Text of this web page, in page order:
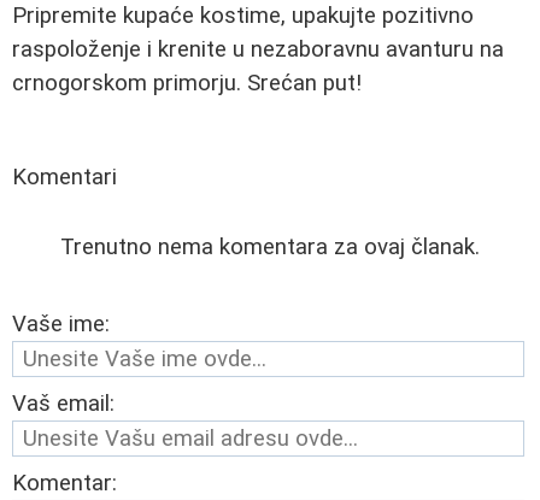
Pripremite kupaće kostime, upakujte pozitivno
raspoloženje i krenite u nezaboravnu avanturu na
crnogorskom primorju. Srećan put!
Komentari
Trenutno nema komentara za ovaj članak.
Vaše ime:
Vaš email:
Komentar: